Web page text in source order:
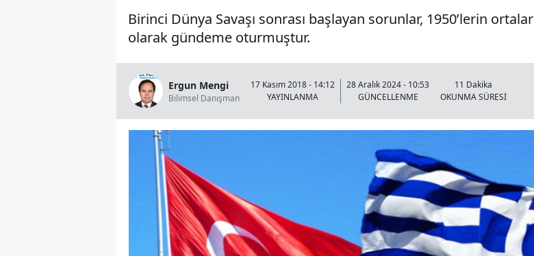
Birinci Dünya Savaşı sonrası başlayan sorunlar, 1950’lerin
olarak gündeme oturmuştur.
Ergun Mengi
Bilimsel Danışman
17 Kasım 2018 - 14:12
YAYINLANMA
28 Aralık 2024 - 10:53
GÜNCELLENME
11 Dakika
OKUNMA SÜRESİ